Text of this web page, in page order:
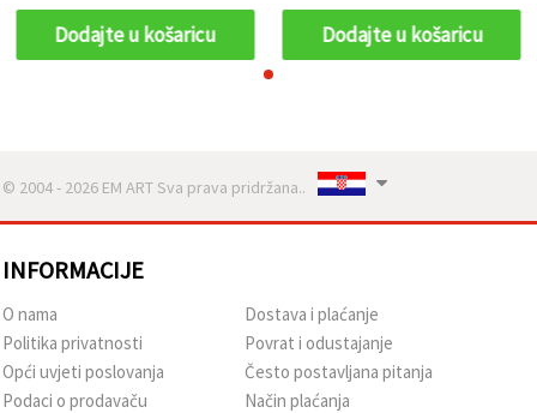
Dodajte u košaricu Dodajte u košaricu
© 2004 - 2026 EM ART Sva prava pridržana..
INFORMACIJE
O nama
Politika privatnosti
Opći uvjeti poslovanja
Podaci o prodavaču
Dostava i plaćanje
Povrat i odustajanje
Često postavljana pitanja
Način plaćanja